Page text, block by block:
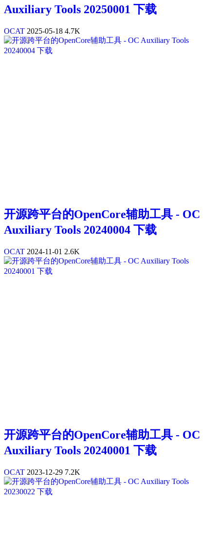
Auxiliary Tools 20250001 下载
OCAT 2025-05-18 4.7K
开源跨平台的OpenCore辅助工具 - OC
Auxiliary Tools 20240004 下载
OCAT 2024-11-01 2.6K
开源跨平台的OpenCore辅助工具 - OC
Auxiliary Tools 20240001 下载
OCAT 2023-12-29 7.2K